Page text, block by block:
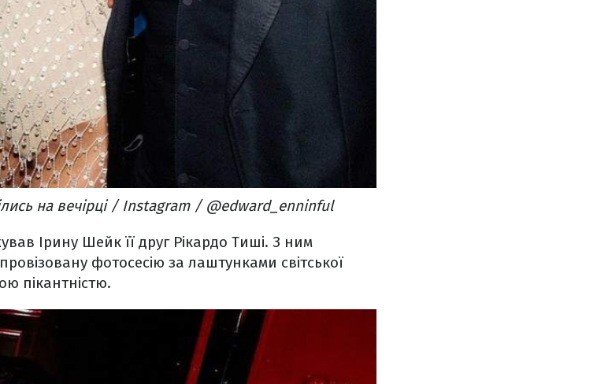
на вечірці / Instagram / @edward_enninful
Ірину Шейк її друг Рікардо Тиші. З ним
фотосесію за лаштунками світської
пікантністю.